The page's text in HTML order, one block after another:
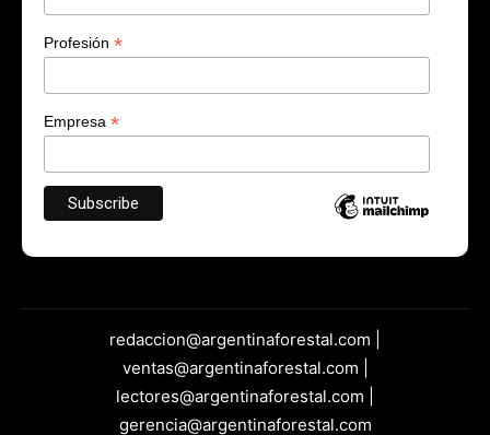
Profesión *
Empresa *
redaccion@argentinaforestal.com |
ventas@argentinaforestal.com |
lectores@argentinaforestal.com |
gerencia@argentinaforestal.com